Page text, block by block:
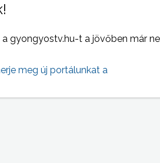
Főiskolán, Gyöngyösön.
gyongyostv.hu-t a jövőben már
meg új portálunkat a